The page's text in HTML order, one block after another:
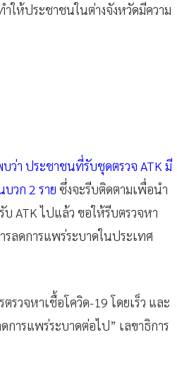
ให้ประชาชนในต่างจังหวัดมีความ
ว่า ประชาชนที่รับชุดตรวจ ATK มี
วก 2 ราย ซึ่งจะรีบติดตามเพื่อนำ
ATK ไปแล้ว ขอให้รีบตรวจหา
รลดการแพร่ระบาดในประเทศ
รวจหาเชื้อโควิด-19 โดยเร็ว และ
ารแพร่ระบาดต่อไป” เลขาธิการ